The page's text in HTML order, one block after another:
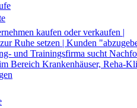
kaufen oder verkaufen |
Ruhe setzen | Kunden
und Trainingsfirma sucht
Bereich Krankenhäuser, Reha-